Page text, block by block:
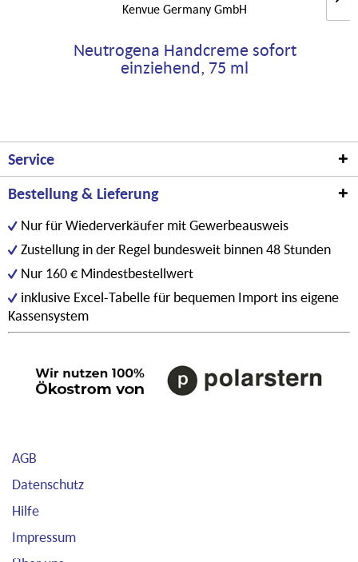
Kenvue Germany GmbH
Neutrogena Handcreme sofort
einziehend, 75 ml
Service
Bestellung & Lieferung
Nur für Wiederverkäufer mit Gewerbeausweis
Zustellung in der Regel bundesweit binnen 48 Stunden
Nur 160 € Mindestbestellwert
inklusive Excel-Tabelle für bequemen Import ins eigene
Kassensystem
AGB
Datenschutz
Hilfe
Impressum